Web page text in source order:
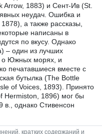
Arrow, 1883) и Сент-Ив (St.
неудач. Ошибка и
а также рассказы,
написаны в
по вкусу. Однако
– один из лучших
о Южных морях, и
печатавшиеся вместе с
бутылка (The Bottle
of Voices, 1893). Принято
Hermiston, 1896) мог бы
в., однако Стивенсон
кратких содержаний и